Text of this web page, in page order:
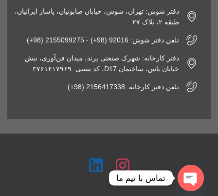
دفتر شوش: تهران، شوش، خیابان صابونیان، پاساژ ایرانیان،
طبقه ۲، پلاک ۲۷
تلفن دفتر شوش: 92016 (98+) - 2155099275 (98+)
دفتر کارخانه: شهرک صنعتی پرند، میدان فن‌آوری، نبش
خیابان یاس، ساختمان D17، کد پستی: ۳۷۶۱۴۱۷۹۶۹
تلفن دفتر کارخانه: 2156417338 (98+)
تماس با تیم ما